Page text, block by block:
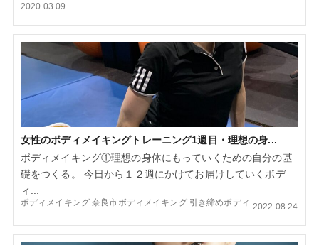
2020.03.09
女性のボディメイキングトレーニング1週目・理想の身...
ボディメイキング①理想の身体にもっていくための自分の基
礎をつくる。 今日から１２週にかけてお届けしていくボデ
ィ...
ボディメイキング 奈良市ボディメイキング 引き締めボディ 2022.08.24